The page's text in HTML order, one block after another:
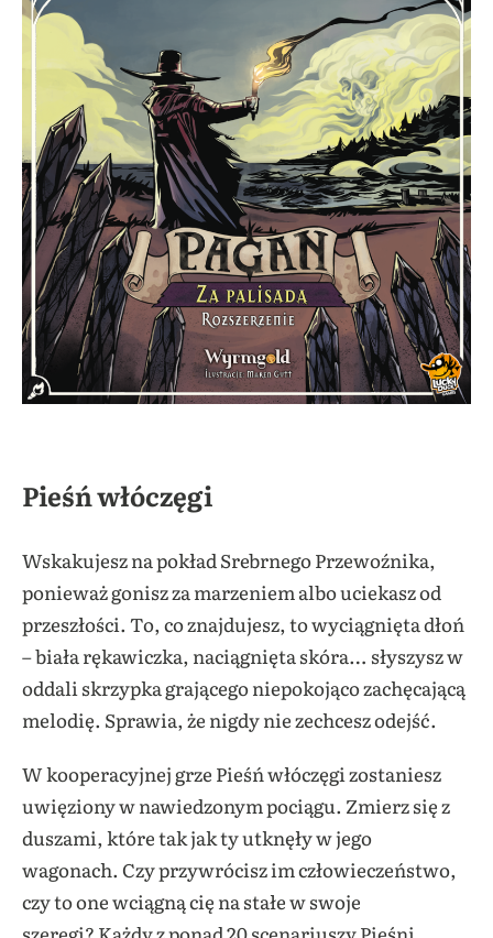
Pieśń włóczęgi
Wskakujesz na pokład Srebrnego Przewoźnika,
ponieważ gonisz za marzeniem albo uciekasz od
przeszłości. To, co znajdujesz, to wyciągnięta dłoń
– biała rękawiczka, naciągnięta skóra… słyszysz w
oddali skrzypka grającego niepokojąco zachęcającą
melodię. Sprawia, że nigdy nie zechcesz odejść.
W kooperacyjnej grze Pieśń włóczęgi zostaniesz
uwięziony w nawiedzonym pociągu. Zmierz się z
duszami, które tak jak ty utknęły w jego
wagonach. Czy przywrócisz im człowieczeństwo,
czy to one wciągną cię na stałe w swoje